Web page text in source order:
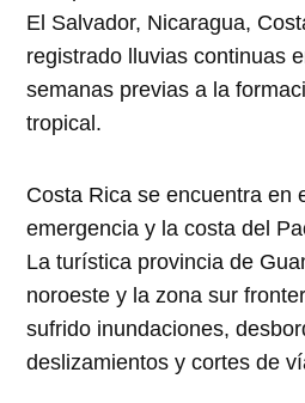
El Salvador, Nicaragua,
registrado lluvias continuas
semanas previas a la
tropical.
Costa Rica se encuentra en
emergencia y la costa del
La turística provincia de
noroeste y la zona sur
sufrido inundaciones,
deslizamientos y cortes de